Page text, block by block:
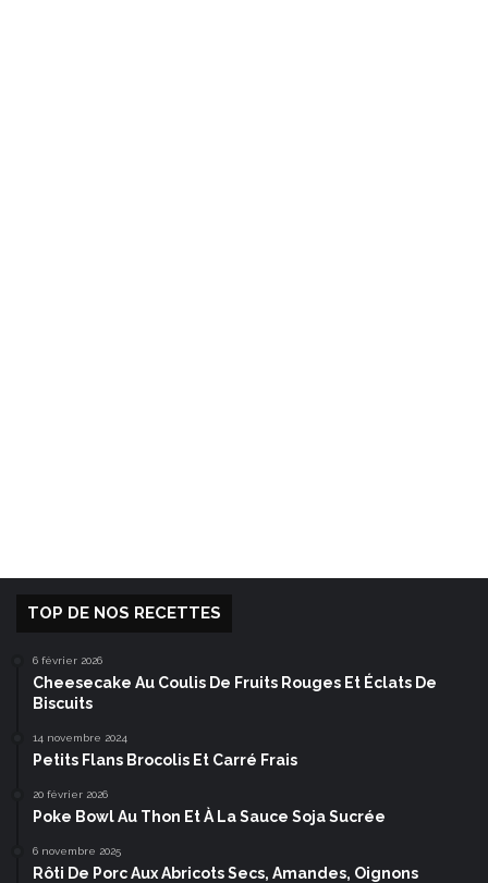
TOP DE NOS RECETTES
6 février 2026
Cheesecake Au Coulis De Fruits Rouges Et Éclats De
Biscuits
14 novembre 2024
Petits Flans Brocolis Et Carré Frais
20 février 2026
Poke Bowl Au Thon Et À La Sauce Soja Sucrée
6 novembre 2025
Rôti De Porc Aux Abricots Secs, Amandes, Oignons